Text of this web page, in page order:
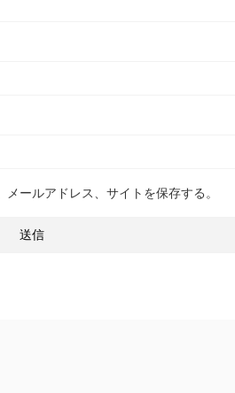
ールアドレス、サイトを保存する。